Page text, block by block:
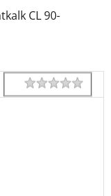
CL 90-
Rating 1 star
2
3
4
5